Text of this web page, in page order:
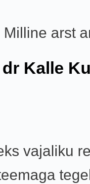
arst
dr Kalle
vajaliku